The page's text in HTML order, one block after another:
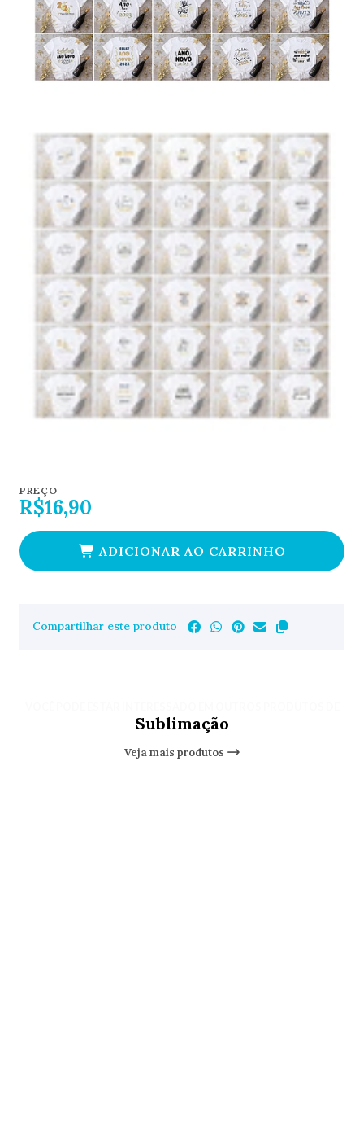
PREÇO
R$16,90
ADICIONAR AO CARRINHO
Compartilhar este produto
Sublimação
Veja mais produtos